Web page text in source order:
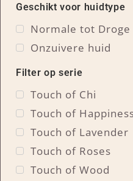
Geschikt voor huidtype
Normale tot Droge
Onzuivere huid
Filter op serie
Touch of Chi
Touch of
Touch of Lavender
Touch of Roses
Touch of Wood